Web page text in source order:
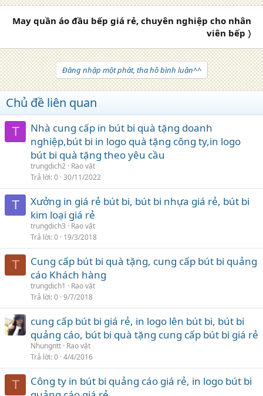
May quần áo đầu bếp giá rẻ, chuyên nghiệp cho nhân
viên bếp 〉
Đăng nhập một phát, tha hồ bình luận^^
Chủ đề liên quan
T
Nhà cung cấp in bút bi quà tặng doanh
nghiệp,bút bi in logo quà tặng công ty,in logo
bút bi quà tặng theo yêu cầu
trungdich2 Rao vặt
Trả lời 0 30/11/2022
T
Xưởng in giá rẻ bút bi, bút bi nhựa giá rẻ, bút bi
kim loại giá rẻ
trungdich3
Rao vặt
Trả lời 0 19/3/2018
T
Cung cấp bút bi quà tặng, cung cấp bút bi quảng
cáo Khách hàng
trungdich1
Rao vặt
Trả lời 0 9/7/2018
cung cấp bút bi giá rẻ, in logo lên bút bi, bút bi
quảng cáo, bút bi quà tặng cung cấp bút bi giá rẻ
Nhungntt Rao vặt
Trả lời 0 4/4/2016
T
Công ty in bút bi quảng cáo giá rẻ, in logo bút bi